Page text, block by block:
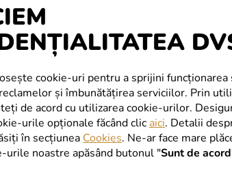
cookie-uri pentru a sprijini
și îmbunătățirea serviciilor. Prin
de acord cu utilizarea cookie-urilor.
urile opționale făcând clic aici. Detalii
în secțiunea Cookies. Ne-ar face mare
urile noastre apăsând butonul "Sunt de acord